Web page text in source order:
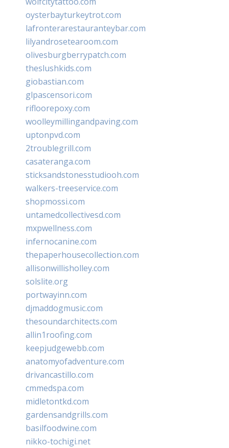
oysterbayturkeytrot.com
lafronterarestauranteybar.com
lilyandrosetearoom.com
olivesburgberrypatch.com
theslushkids.com
giobastian.com
glpascensori.com
rifloorepoxy.com
woolleymillingandpaving.com
uptonpvd.com
2troublegrill.com
casateranga.com
sticksandstonesstudiooh.com
walkers-treeservice.com
shopmossi.com
untamedcollectivesd.com
mxpwellness.com
infernocanine.com
thepaperhousecollection.com
allisonwillisholley.com
solslite.org
portwayinn.com
djmaddogmusic.com
thesoundarchitects.com
allin1roofing.com
keepjudgewebb.com
anatomyofadventure.com
drivancastillo.com
cmmedspa.com
midletontkd.com
gardensandgrills.com
basilfoodwine.com
nikko-tochigi.net